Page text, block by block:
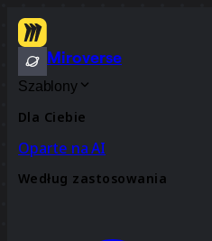
Miroverse
Szablony
Dla Ciebie
Oparte na AI
Według zastosowania